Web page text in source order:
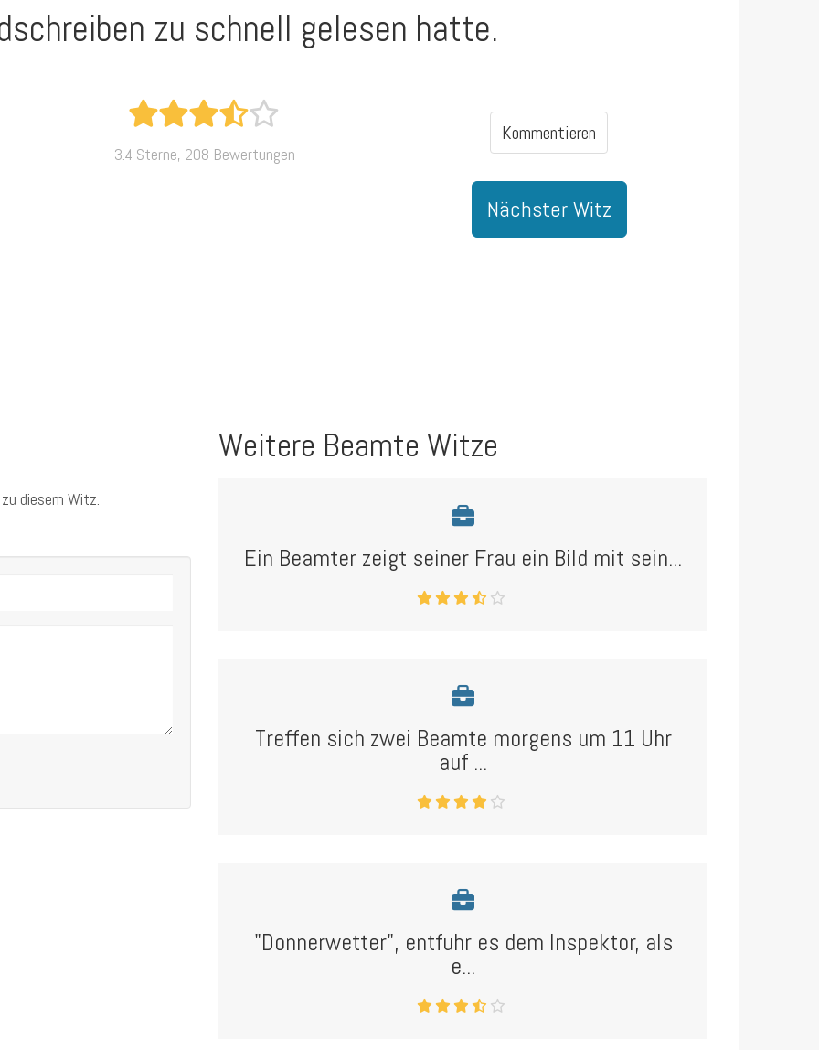
zu schnell gelesen hatte.
3.4 Sterne, 208 Bewertungen
Kommentieren
Nächster Witz
diesem Witz.
Weitere Beamte Witze
Ein Beamter zeigt seiner Frau ein Bild mit sein...
Treffen sich zwei Beamte morgens um 11 Uhr
auf ...
"Donnerwetter", entfuhr es dem Inspektor, als
e...